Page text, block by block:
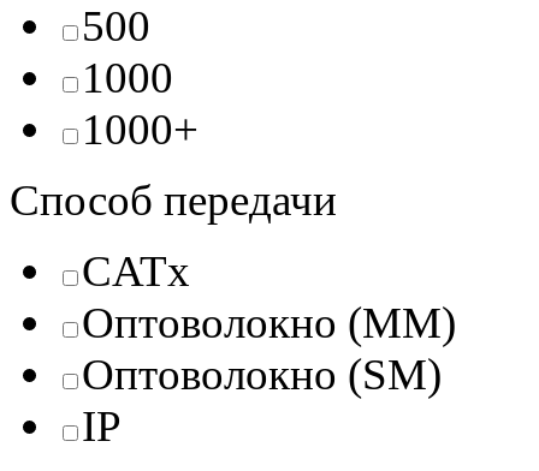
500
1000
1000+
Способ передачи
CATx
Оптоволокно (MM)
Оптоволокно (SM)
IP